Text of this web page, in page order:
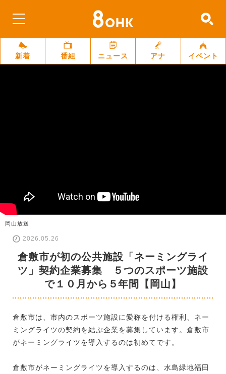
新着 番組 ニュース アナ イベント
岡山放送
2026.05.26
倉敷市が初の公共施設「ネーミングライ
ツ」契約企業募集 ５つのスポーツ施設
で１０月から５年間【岡山】
倉敷市は、市内のスポーツ施設に愛称を付ける権利、ネー
ミングライツの契約を結ぶ企業を募集しています。倉敷市
がネーミングライツを導入するのは初めてです。
倉敷市がネーミングライツを導入するのは、水島緑地福田